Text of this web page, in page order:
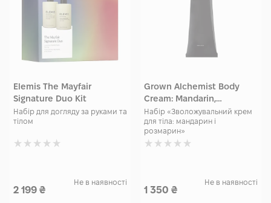
Elemis The Mayfair
Signature Duo Kit
Набір для догляду за руками та
тілом
2 199 ₴
Не в наявності
Grown Alchemist Body
Cream: Mandarin,
Rosemary Leaf 120 мл
Набір «Зволожувальний крем
для тіла: мандарин і
розмарин»
1 350 ₴
Не в наявності